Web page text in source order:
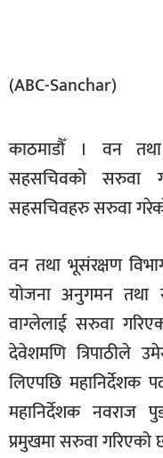
खेलकुद
बिश्व
अचम्म
बिचार
कुराकानी
जीवनशैली
साहित्य
सूचना-
प्रवधि
(ABC-Sanchar)
काठमाडौँ । वन
सहसचिवको सरुवा
सहसचिवहरु सरुवा
वन तथा भूसंरक्षण
योजना अनुगमन तथा
वाग्लेलाई सरुवा
देवेशमणि त्रिपाठीले
लिएपछि महानिर्देशक
महानिर्देशक नवराज
प्रमुखमा सरुवा गरिएको